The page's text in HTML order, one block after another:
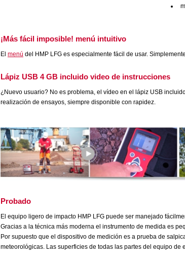
¡Más fácil imposible! menú intuitivo
El menú del HMP LFG es especialmente fácil de usar.
Lápiz USB 4 GB incluido video de instrucciones
¿Nuevo usuario? No es problema, el vídeo en el lápiz USB
realización de ensayos, siempre disponible con rapidez.
Probado
El equipo ligero de impacto HMP LFG puede ser manejado
Gracias a la técnica más moderna el instrumento de medida es
Por supuesto que el dispositivo de medición es a prueba de
meteorológicas. Las superficies de todas las partes del equipo de